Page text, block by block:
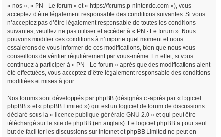
« nos », « PN - Le forum » et « https://forums.p-nintendo.com »), vous
acceptez d’être légalement responsable des conditions suivantes. Si vous
n’acceptez pas d’être légalement responsable de toutes les conditions
suivantes, veuillez ne pas utiliser et accéder à « PN - Le forum ». Nous
pouvons modifier ces conditions à n’importe quel moment et nous
essaierons de vous informer de ces modifications, bien que nous vous
conseillons de vérifier régulièrement par vous-même. En effet, si vous
continuez à participer à « PN - Le forum » après que des modifications aient
été effectuées, vous acceptez d’être légalement responsable des conditions
modifiées et mises à jour.
Nos forums sont développés par phpBB (désignés ci-après par « logiciel
phpBB » et « phpBB Limited ») qui est un logiciel de forum de discussions
déclaré sous la « licence publique générale GNU 2.0 » et qui peut être
téléchargé sur le site de phpBB (en anglais). Le logiciel phpBB a pour seul
but de faciliter les discussions sur internet et phpBB Limited ne peut en